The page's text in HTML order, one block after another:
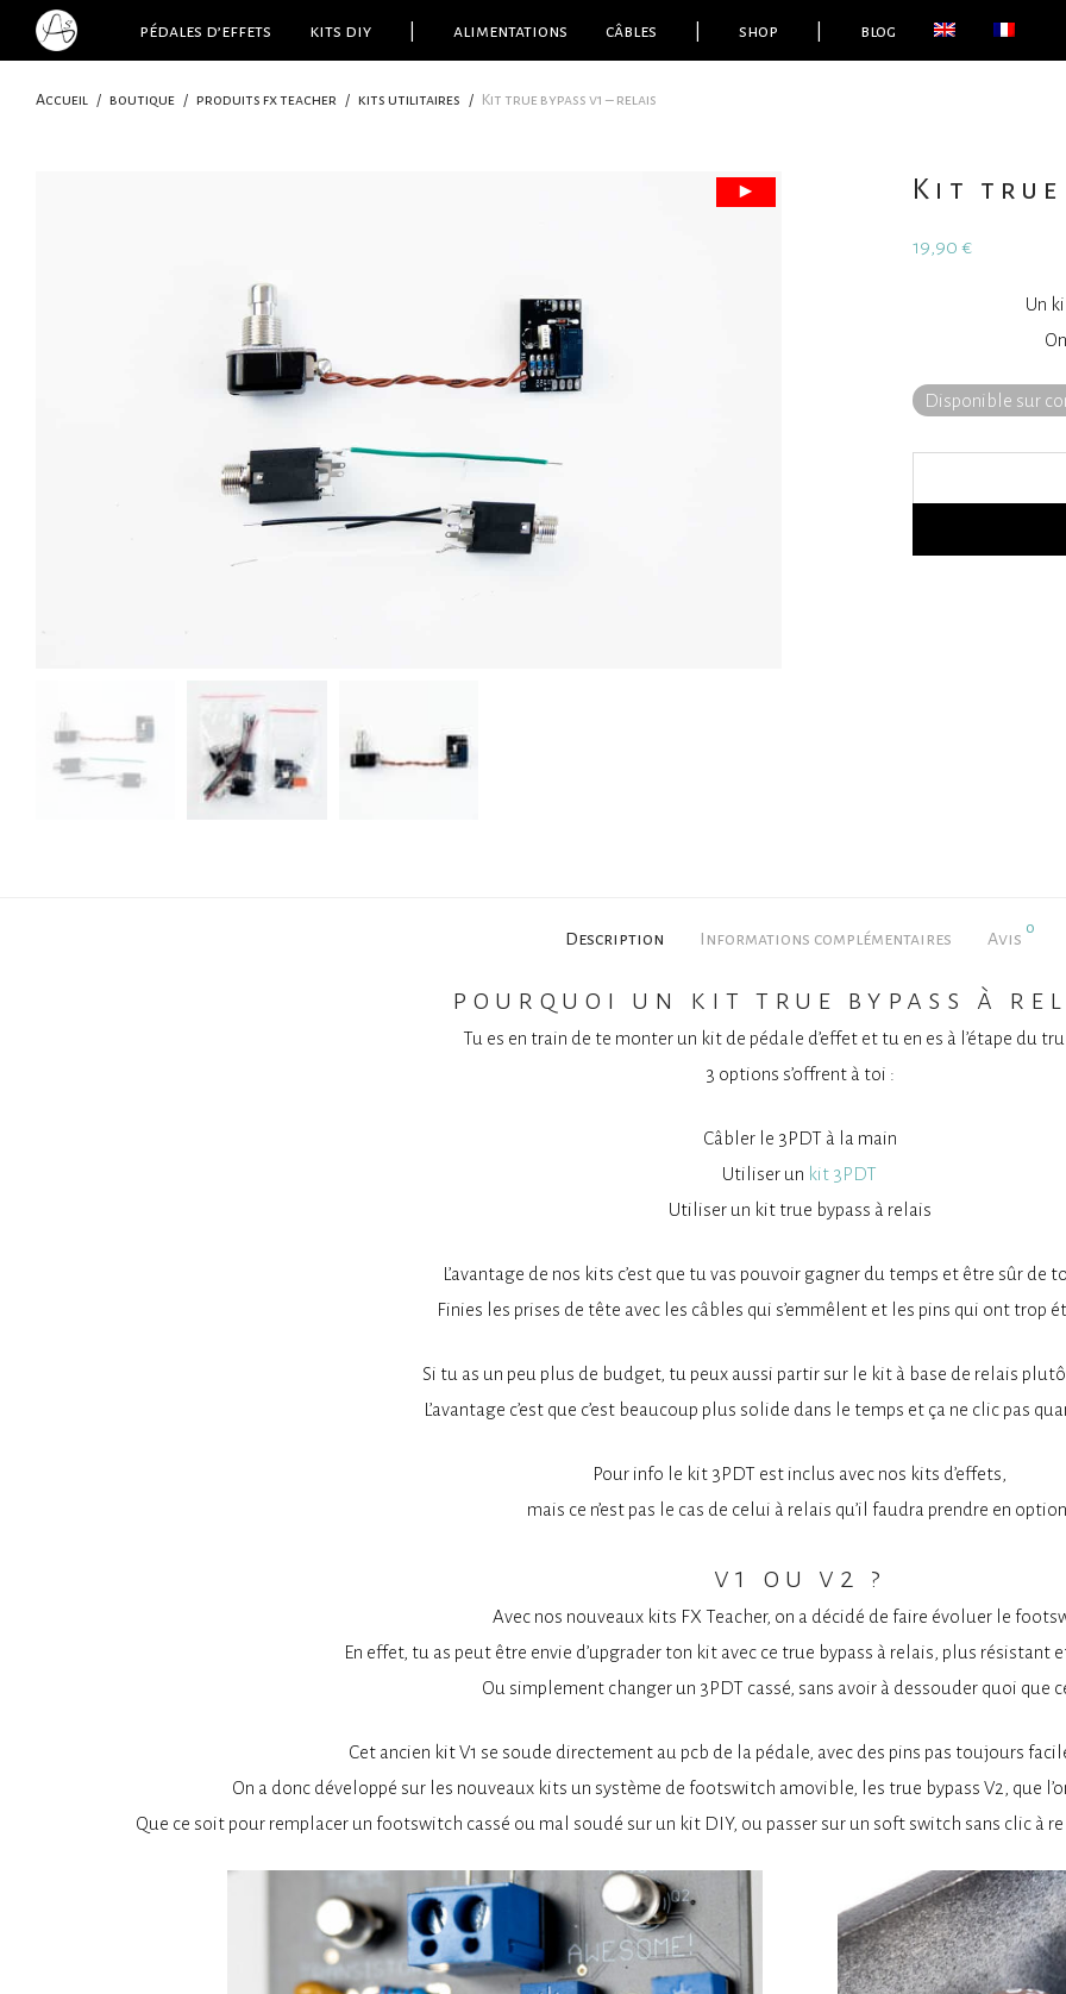
pédales d’effets kits diy alimentations câbles shop blog
Accueil / boutique / produits fx teacher / kits utilitaires / Kit true bypass v1 – relais
Kit true
19,90 €
Un
Disponible sur
Description Informations complémentaires Avis
0
pourquoi un kit true bypass à
Tu es en train de te monter un kit de pédale d’effet et tu en es à l’étape du
3 options s’offrent à toi :
Câbler le 3PDT à la main
Utiliser un kit 3PDT
Utiliser un kit true bypass à relais
L’avantage de nos kits c’est que tu vas pouvoir gagner du temps et être sûr de
Finies les prises de tête avec les câbles qui s’emmêlent et les pins qui ont trop
Si tu as un peu plus de budget, tu peux aussi partir sur le kit à base de relais
L’avantage c’est que c’est beaucoup plus solide dans le temps et ça ne clic pas
Pour info le kit 3PDT est inclus avec nos kits d’effets,
mais ce n’est pas le cas de celui à relais qu’il faudra prendre en
v1 ou v2 ?
Avec nos nouveaux kits FX Teacher, on a décidé de faire évoluer le
En effet, tu as peut être envie d’upgrader ton kit avec ce true bypass à relais, plus résistant
Ou simplement changer un 3PDT cassé, sans avoir à dessouder quoi que
Cet ancien kit V1 se soude directement au pcb de la pédale, avec des pins pas toujours
On a donc développé sur les nouveaux kits un système de footswitch amovible, les true bypass V2, que
Que ce soit pour remplacer un footswitch cassé ou mal soudé sur un kit DIY, ou passer sur un soft switch sans clic